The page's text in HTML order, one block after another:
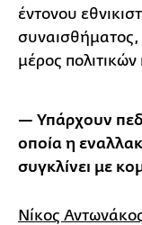
έντονου
συναισθήματος,
μέρος
— Υπάρχουν
οποία η
συγκλίνει με
Νίκος